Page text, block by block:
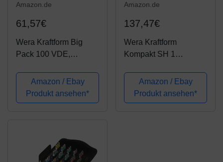
Amazon.de
61,57€
Wera Kraftform Big
Pack 100 VDE,
14-teilig, 05105631001
Amazon / Ebay
Produkt ansehen*
Amazon.de
137,47€
Wera Kraftform
Kompakt SH 1
kit, 25-teilig,
05135927001
Amazon / Ebay
Produkt ansehen*